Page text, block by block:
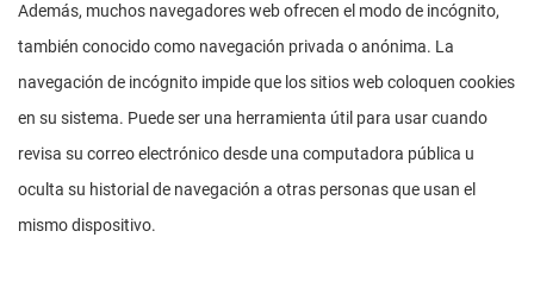
Además, muchos navegadores web ofrecen el modo de incógnito,
también conocido como navegación privada o anónima. La
navegación de incógnito impide que los sitios web coloquen cookies
en su sistema. Puede ser una herramienta útil para usar cuando
revisa su correo electrónico desde una computadora pública u
oculta su historial de navegación a otras personas que usan el
mismo dispositivo.